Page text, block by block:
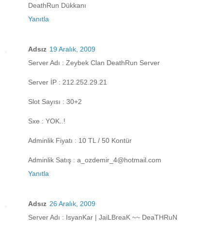
DeathRun Dükkanı
Yanıtla
Adsız 19 Aralık, 2009
Server Adı : Zeybek Clan DeathRun Server
Server İP : 212.252.29.21
Slot Sayısı : 30+2
Sxe : YOK..!
Adminlik Fiyatı : 10 TL / 50 Kontür
Adminlik Satış : a_ozdemir_4@hotmail.com
Yanıtla
Adsız 26 Aralık, 2009
Server Adı : IsyanKar | JaiLBreaK ~~ DeaTHRuN